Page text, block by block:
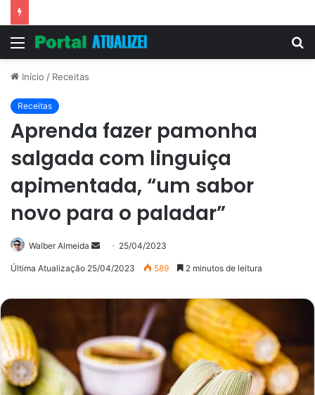
Menu
Início / Receitas
Receitas
Aprenda fazer pamonha
salgada com linguiça
apimentada, “um sabor
novo para o paladar”
Walber Almeida
Mande25/04/2023
Última Atualização 25/04/2023 589 2 minutos de leitura